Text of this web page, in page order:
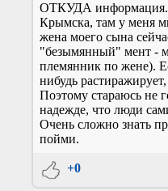
ОТКУДА информация.
Крымска, там у меня
жена моего сына
"безымянный" мент -
племянник по жене).
нибудь
Поэтому стараюсь не
надежде, что люди
Очень сложно знать
пойми.
+0